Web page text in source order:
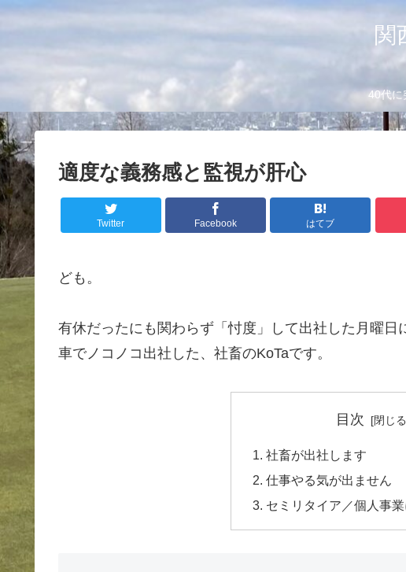
関
40代に
適度な義務感と監視が肝心
Twitter Facebook はてブ
ども。
有休だったにも関わらず「忖度」して出社した月曜
車でノコノコ出社した、社畜のKoTaです。
目次
社畜が出社します
仕事やる気が出ません
セミリタイア／個人事